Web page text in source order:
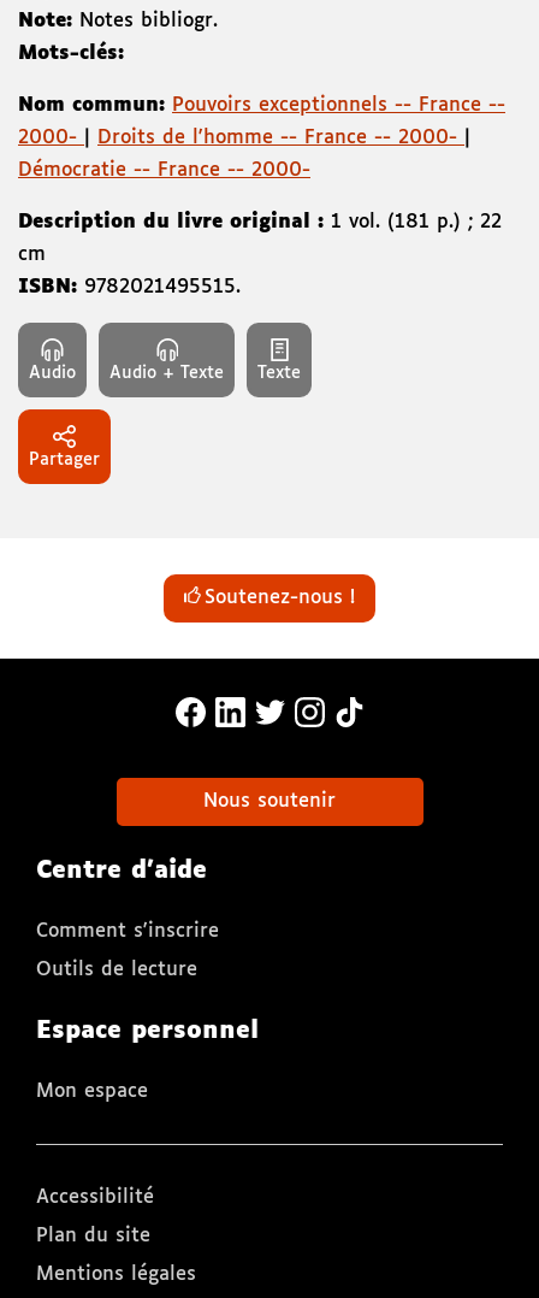
Note: Notes bibliogr.
Mots-clés:
Nom commun: Pouvoirs exceptionnels -- France --
2000-
Droits de l'homme -- France -- 2000-
Démocratie -- France -- 2000-
Description du livre original : 1 vol. (181 p.) ; 22
cm
ISBN: 9782021495515.
Audio Audio + Texte Texte
Partager
Soutenez-nous !
MonaLira Sur Facebook (nouvelle
MonaLira Sur Linkedin
MonaLira Sur Twitter
MonaLira Sur
Nous soutenir
Centre d'aide
Comment s'inscrire
Outils de lecture
Espace personnel
Mon espace
Accessibilité
Plan du site
Mentions légales